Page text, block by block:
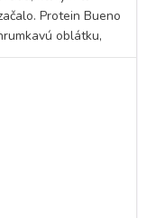
Protein Bueno
oblátku,
náplň so 16 %